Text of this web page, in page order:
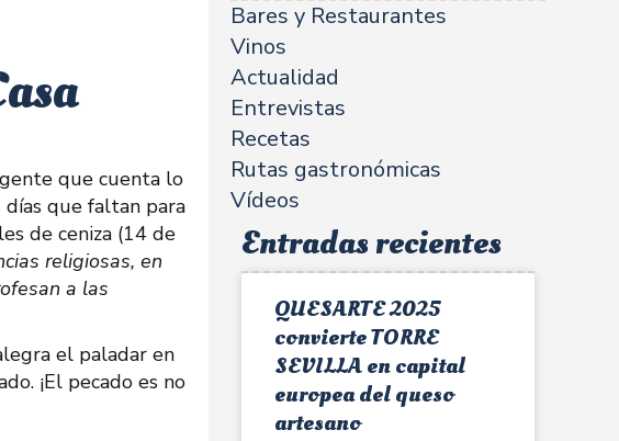
que cuenta lo
que faltan para
de ceniza (14 de
religiosas, en
a las
el paladar en
¡El pecado es no
Bares y Restaurantes
Vinos
Actualidad
Entrevistas
Recetas
Rutas gastronómicas
Vídeos
Entradas recientes
QUESARTE 2025
convierte TORRE
SEVILLA en capital
europea del queso
artesano